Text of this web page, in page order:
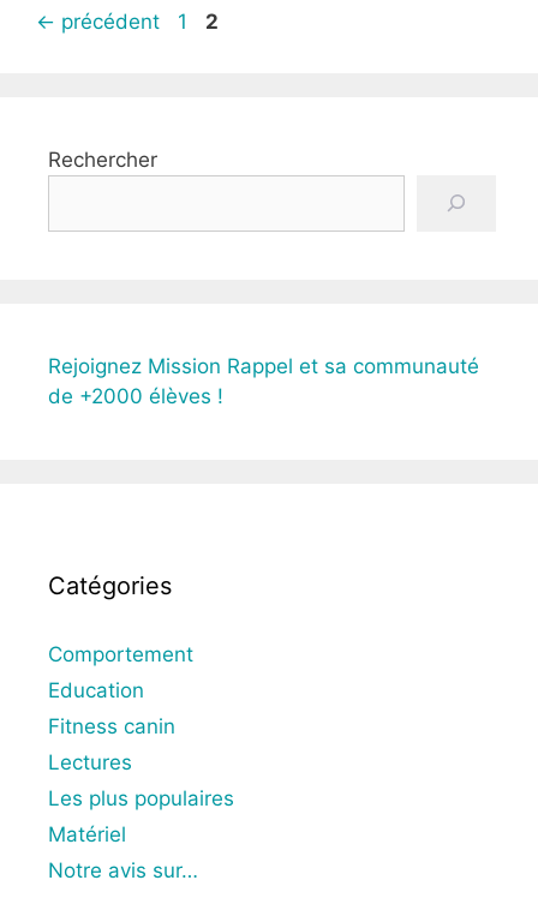
← précédent 1 2
Rechercher
Rejoignez Mission Rappel et sa communauté
de +2000 élèves !
Catégories
Comportement
Education
Fitness canin
Lectures
Les plus populaires
Matériel
Notre avis sur…